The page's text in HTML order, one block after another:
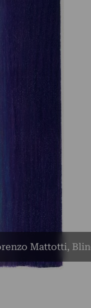
Mattotti,